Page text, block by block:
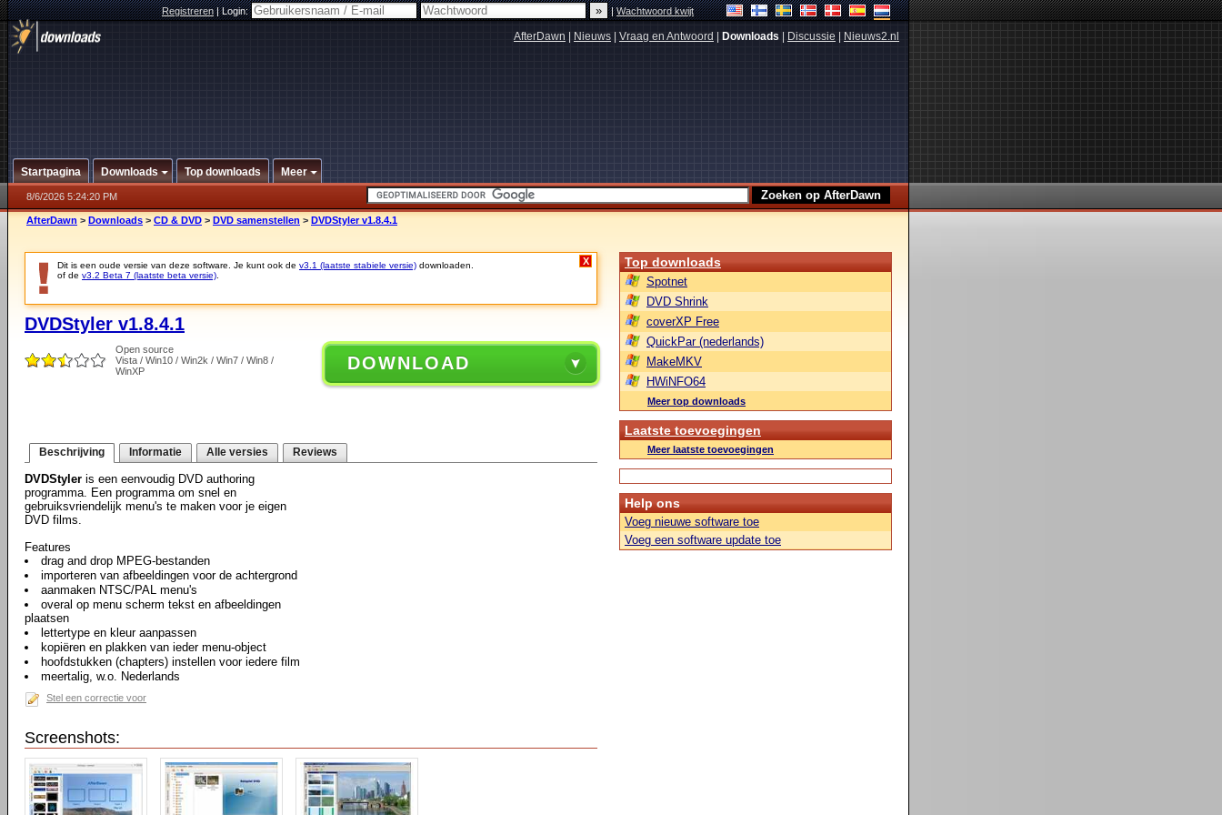
Registreren|Login: |Wachtwoord kwijt
AfterDawn Nieuws Vraag en Antwoord Downloads Discussie Nieuws2.nl
Startpagina Downloads Top downloads Meer
8/6/2026 5:24:20 PM
AfterDawn > Downloads > CD & DVD > DVD samenstellen > DVDStyler v1.8.4.1
Dit is een oude versie van deze software. Je kunt ook de v3.1 (laatste stabiele versie) downloaden.
of de v3.2 Beta 7 (laatste beta versie)
X
DVDStyler v1.8.4.1
Open source
Vista / Win10 / Win2k / Win7 / Win8 /
WinXP
DOWNLOAD
Beschrijving Informatie Alle versies Reviews
DVDStyler is een eenvoudig DVD authoring
programma. Een programma om snel en
gebruiksvriendelijk menu's te maken voor je eigen
DVD films.
Features
drag and drop MPEG-bestanden
importeren van afbeeldingen voor de achtergrond
aanmaken NTSC/PAL menu's
overal op menu scherm tekst en afbeeldingen
plaatsen
lettertype en kleur aanpassen
kopiëren en plakken van ieder menu-object
hoofdstukken (chapters) instellen voor iedere film
meertalig, w.o. Nederlands
Stel een correctie voor
Screenshots:
Top downloads
Spotnet
DVD Shrink
coverXP Free
QuickPar (nederlands)
MakeMKV
HWiNFO64
Meer top downloads
Laatste toevoegingen
Meer laatste toevoegingen
Help ons
Voeg nieuwe software toe
Voeg een software update toe